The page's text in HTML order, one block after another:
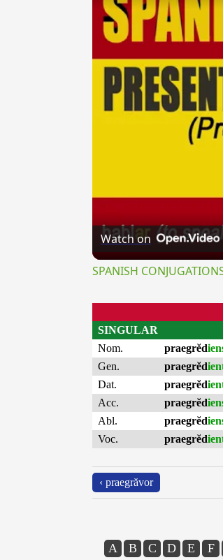
Watch on
SPANISH
SINGULAR
Nom.
praegrĕd
Gen.
praegrĕd
Dat.
praegrĕd
Acc.
praegrĕd
Abl.
praegrĕd
Voc.
praegrĕd
‹ praegrăvor
A B C D E F